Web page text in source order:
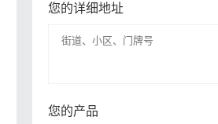
您的详细地址
您的产品